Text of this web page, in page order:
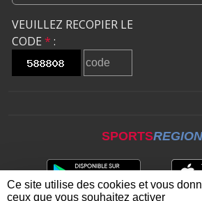
VEUILLEZ RECOPIER LE
CODE * :
SPORTS
Ce site utilise des cookies et vous
ceux que vous souhaitez activer